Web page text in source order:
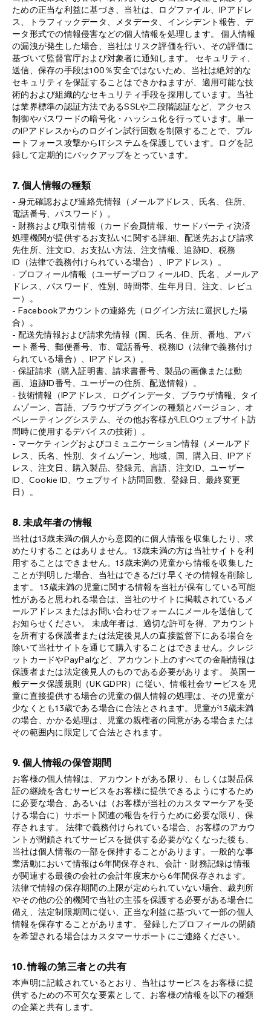
ための正当な利益に基づき、当社は、ログファイル、IPアドレ
ス、トラフィックデータ、メタデータ、インシデント報告、デ
ータ形式での情報侵害などの個人情報を処理します。 個人情報
の漏洩が発生した場合、当社はリスク評価を行い、その評価に
基づいて監督官庁および対象者に通知します。 セキュリティ、
送信、保存の手段は100％安全ではないため、当社は絶対的な
セキュリティを保証することはできかねますが、適用可能な技
術的および組織的なセキュリティ手段を採用しています。当社
は業界標準の認証方法であるSSLや二段階認証など、アクセス
制御やパスワードの暗号化・ハッシュ化を行っています。単一
のIPアドレスからのログイン試行回数を制限することで、ブル
ートフォース攻撃からITシステムを保護しています。ログを記
録して定期的にバックアップをとっています。
7. 個人情報の種類
- 身元確認および連絡先情報（メールアドレス、氏名、住所、
電話番号、パスワード）。
- 財務および取引情報（カード会員情報、サードパーティ決済
処理機関が提供するお支払いに関する詳細、配送先および請求
先住所、注文ID、お支払い方法、注文情報、追跡ID、税務
ID（法律で義務付けられている場合）、IPアドレス）。
- プロフィール情報（ユーザープロフィールID、氏名、メールア
ドレス、パスワード、性別、時間帯、生年月日、注文、レビュ
ー）。
- Facebookアカウントの連絡先（ログイン方法に選択した場
合）。
- 配送先情報および請求先情報（国、氏名、住所、番地、アパ
ート番号、郵便番号、市、電話番号、税務ID（法律で義務付け
られている場合）、IPアドレス）。
- 保証請求（購入証明書、請求書番号、製品の画像または動
画、追跡ID番号、ユーザーの住所、配送情報）。
- 技術情報（IPアドレス、ログインデータ、ブラウザ情報、タイ
ムゾーン、言語、ブラウザプラグインの種類とバージョン、オ
ペレーティングシステム、その他お客様がLELOウェブサイト訪
問時に使用するデバイスの技術）。
- マーケティングおよびコミュニケーション情報（メールアド
レス、氏名、性別、タイムゾーン、地域、国、購入日、IPアド
レス、注文日、購入製品、登録元、言語、注文ID、ユーザー
ID、Cookie ID、ウェブサイト訪問回数、登録日、最終変更
日）。
8. 未成年者の情報
当社は13歳未満の個人から意図的に個人情報を収集したり、求
めたりすることはありません。13歳未満の方は当社サイトを利
用することはできません。13歳未満の児童から情報を収集した
ことが判明した場合、当社はできるだけ早くその情報を削除し
ます。 13歳未満の児童に関する情報を当社が保有している可能
性があると思われる場合は、当社のサイトに掲載されているメ
ールアドレスまたはお問い合わせフォームにメールを送信して
お知らせください。 未成年者は、適切な許可を得、アカウント
を所有する保護者または法定後見人の直接監督下にある場合を
除いて当社サイトを通じて購入することはできません。クレジ
ットカードやPayPalなど、アカウント上のすべての金融情報は
保護者または法定後見人のものである必要があります。 英国一
般データ保護規則（UK GDPR）に従い、情報社会サービスを児
童に直接提供する場合の児童の個人情報の処理は、その児童が
少なくとも13歳である場合に合法とされます。児童が13歳未満
の場合、かかる処理は、児童の親権者の同意がある場合または
その範囲内に限定して合法とされます。
9. 個人情報の保管期間
お客様の個人情報は、アカウントがある限り、もしくは製品保
証の継続を含むサービスをお客様に提供できるようにするため
に必要な場合、あるいは（お客様が当社のカスタマーケアを受
ける場合に）サポート関連の報告を行うために必要な限り、保
存されます。 法律で義務付けられている場合、お客様のアカウ
ントが閉鎖されてサービスを提供する必要がなくなった後も、
当社は個人情報の一部を保持することがあります。一般的な事
業活動において情報は6年間保存され、会計・財務記録は情報
が関連する最後の会社の会計年度末から6年間保存されます。
法律で情報の保存期間の上限が定められていない場合、裁判所
やその他の公的機関で当社の主張を保護する必要がある場合に
備え、法定制限期間に従い、正当な利益に基づいて一部の個人
情報を保存することがあります。 登録したプロフィールの閉鎖
を希望される場合はカスタマーサポートにご連絡ください。
10. 情報の第三者との共有
本声明に記載されているとおり、当社はサービスをお客様に提
供するための不可欠な要素として、お客様の情報を以下の種類
の企業と共有します。